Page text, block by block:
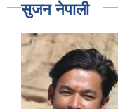
सुजन नेपाली